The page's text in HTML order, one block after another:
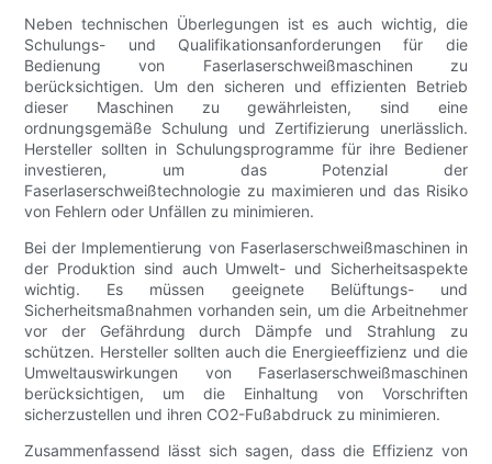
Neben technischen Überlegungen ist es auch wichtig, die
Schulungs- und Qualifikationsanforderungen für die
Bedienung von Faserlaserschweißmaschinen zu
berücksichtigen. Um den sicheren und effizienten Betrieb
dieser Maschinen zu gewährleisten, sind eine
ordnungsgemäße Schulung und Zertifizierung unerlässlich.
Hersteller sollten in Schulungsprogramme für ihre Bediener
investieren, um das Potenzial der
Faserlaserschweißtechnologie zu maximieren und das Risiko
von Fehlern oder Unfällen zu minimieren.
Bei der Implementierung von Faserlaserschweißmaschinen in
der Produktion sind auch Umwelt- und Sicherheitsaspekte
wichtig. Es müssen geeignete Belüftungs- und
Sicherheitsmaßnahmen vorhanden sein, um die Arbeitnehmer
vor der Gefährdung durch Dämpfe und Strahlung zu
schützen. Hersteller sollten auch die Energieeffizienz und die
Umweltauswirkungen von Faserlaserschweißmaschinen
berücksichtigen, um die Einhaltung von Vorschriften
sicherzustellen und ihren CO2-Fußabdruck zu minimieren.
Zusammenfassend lässt sich sagen, dass die Effizienz von